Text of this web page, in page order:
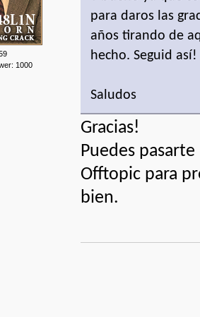
1000
para daros las
años tirando de
hecho. Seguid así!
Saludos
Gracias!
Puedes
Offtopic para
bien.